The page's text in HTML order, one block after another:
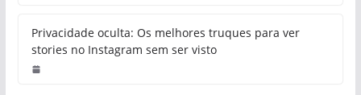
Privacidade oculta: Os melhores truques para ver
stories no Instagram sem ser visto